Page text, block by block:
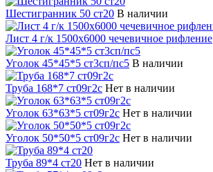
Шестигранник 50 ст20 В наличии
Лист 4 г/к 1500х6000 чечевичное рифление
Уголок 45*45*5 ст3сп/пс5 В наличии
Труба 168*7 ст09г2с Нет в наличии
Уголок 63*63*5 ст09г2с Нет в наличии
Уголок 50*50*5 ст09г2с Нет в наличии
Труба 89*4 ст20 Нет в наличии